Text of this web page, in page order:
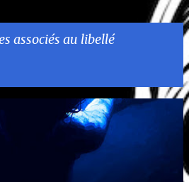
associés au libellé